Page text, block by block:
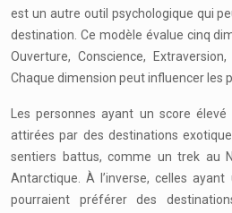
est un autre outil psychologique qui
destination. Ce modèle évalue cinq
Ouverture, Conscience,
Chaque dimension peut influencer les
Les personnes ayant un score
attirées par des destinations
sentiers battus, comme un trek au
Antarctique. À l’inverse, celles
pourraient préférer des